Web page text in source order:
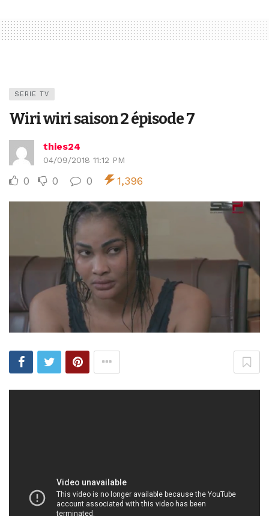
SERIE TV
Wiri wiri saison 2 épisode 7
thies24
04/09/2018 11:12 PM
0 0 0 1,396